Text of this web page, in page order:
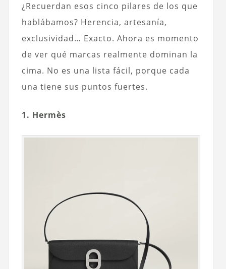
¿Recuerdan esos cinco pilares de los que
hablábamos? Herencia, artesanía,
exclusividad… Exacto. Ahora es momento
de ver qué marcas realmente dominan la
cima. No es una lista fácil, porque cada
una tiene sus puntos fuertes.
1. Hermès